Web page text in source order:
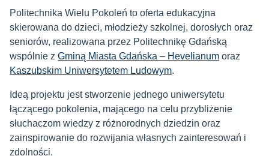
Politechnika Wielu Pokoleń to oferta edukacyjna
skierowana do dzieci, młodzieży szkolnej, dorosłych oraz
seniorów, realizowana przez Politechnikę Gdańską
wspólnie z Gminą Miasta Gdańska – Hevelianum oraz
Kaszubskim Uniwersytetem Ludowym.
Ideą projektu jest stworzenie jednego uniwersytetu
łączącego pokolenia, mającego na celu przybliżenie
słuchaczom wiedzy z różnorodnych dziedzin oraz
zainspirowanie do rozwijania własnych zainteresowań i
zdolności.